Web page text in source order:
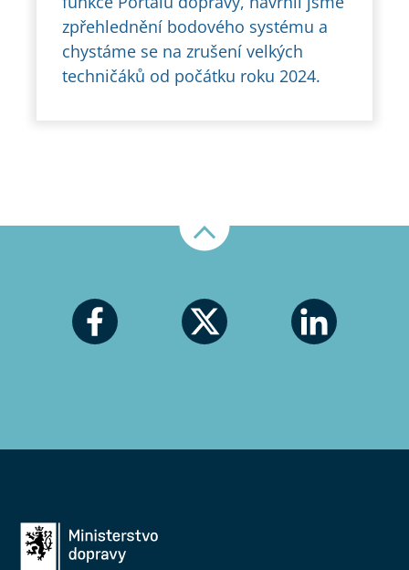
zpřehlednění bodového systému a
chystáme se na zrušení velkých
techničáků od počátku roku 2024.